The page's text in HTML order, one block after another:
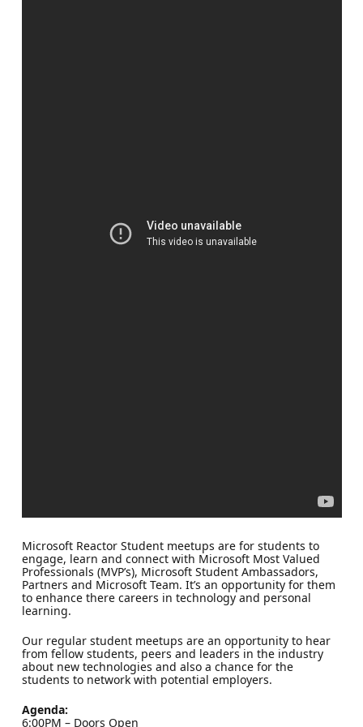
Microsoft Reactor Student meetups are for students to
engage, learn and connect with Microsoft Most Valued
Professionals (MVP’s), Microsoft Student Ambassadors,
Partners and Microsoft Team. It’s an opportunity for them
to enhance there careers in technology and personal
learning.
Our regular student meetups are an opportunity to hear
from fellow students, peers and leaders in the industry
about new technologies and also a chance for the
students to network with potential employers.
Agenda:
6:00PM – Doors Open